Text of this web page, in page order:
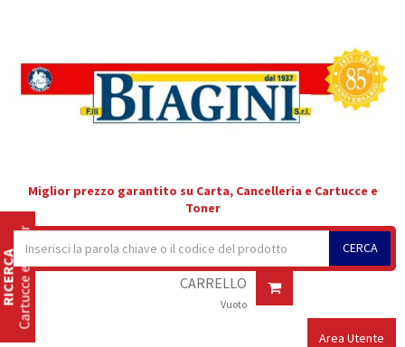
Miglior prezzo garantito su Carta, Cancelleria e Cartucce e
Toner
CERCA
CARRELLO
Vuoto
Area Utente
Cartucce e Toner